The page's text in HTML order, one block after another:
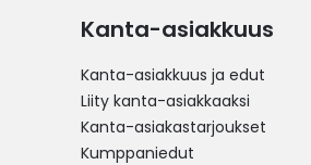
Kanta-asiakkuus
Kanta-asiakkuus ja edut
Liity kanta-asiakkaaksi
Kanta-asiakastarjoukset
Kumppaniedut